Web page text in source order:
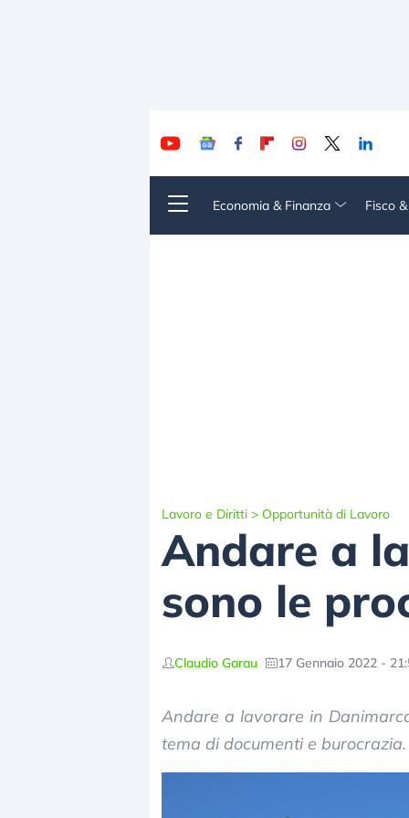
Economia & Finanza Fisco
Lavoro e Diritti > Opportunità di Lavoro
Andare a
sono le
Claudio Garau 17 Gennaio 2022 -
Andare a lavorare in
tema di documenti e